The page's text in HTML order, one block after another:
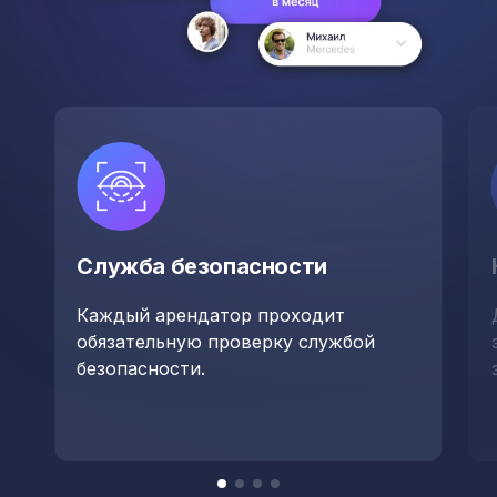
Служба безопасности
Каждый арендатор проходит
обязательную проверку службой
безопасности.
itemitem
itemitem